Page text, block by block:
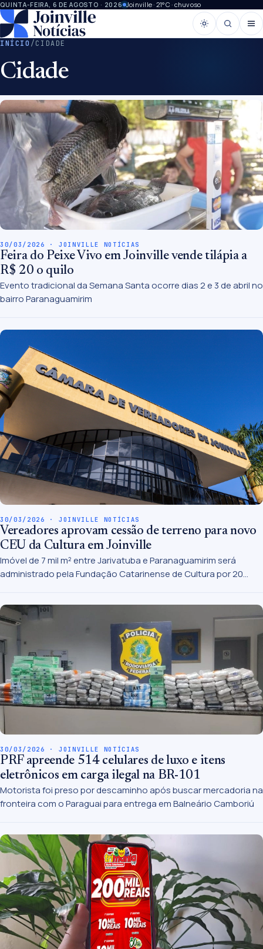
QUINTA-FEIRA, 6 DE AGOSTO · 2026 Joinville · 21°C · chuvoso
INÍCIO / CIDADE
Cidade
30/03/2026 · JOINVILLE NOTÍCIAS
Feira do Peixe Vivo em Joinville vende tilápia a
R$ 20 o quilo
Evento tradicional da Semana Santa ocorre dias 2 e 3 de abril no
bairro Paranaguamirim
30/03/2026 · JOINVILLE NOTÍCIAS
Vereadores aprovam cessão de terreno para novo
CEU da Cultura em Joinville
Imóvel de 7 mil m² entre Jarivatuba e Paranaguamirim será
administrado pela Fundação Catarinense de Cultura por 20
30/03/2026 · JOINVILLE NOTÍCIAS
PRF apreende 514 celulares de luxo e itens
eletrônicos em carga ilegal na BR-101
Motorista foi preso por descaminho após buscar mercadoria na
fronteira com o Paraguai para entrega em Balneário Camboriú